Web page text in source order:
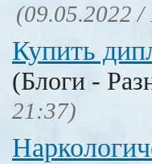
(09.05.2022 /
Купить
(Блоги -
21:37)